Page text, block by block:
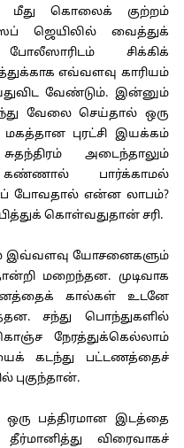
மீது கொலைக் குற்றம்
ஸப் ஜெயிலில் வைத்துக்
சிக்கிக்
எவ்வளவு காரியம்
வேண்டும். இன்னும்
வேலை செய்தால் ஒரு
புரட்சி இயக்கம்
அடைந்தாலும்
பார்க்காமல்
போவதால் என்ன லாபம்?
கொள்வதுதான் சரி.
இவ்வளவு யோசனைகளும்
மறைந்தன. முடிவாக
கால்கள் உடனே
சந்து பொந்துகளில்
கொஞ்ச நேரத்துக்கெல்லாம்
கடந்து பட்டணத்தைச்
புகுந்தான்.
பத்திரமான இடத்தை
விரைவாகச்